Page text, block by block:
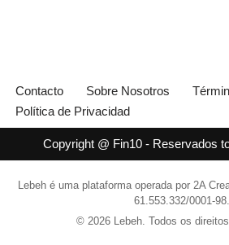
Contacto Sobre Nosotros
Política de Privacidad
Copyright @ Fin10 - Reservados
Lebeh é uma plataforma operada por 2A
61.553.332/0001-98.
© 2026 Lebeh. Todos os